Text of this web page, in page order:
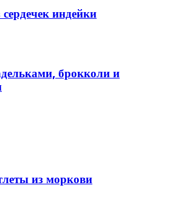
индейки
брокколи и
из моркови